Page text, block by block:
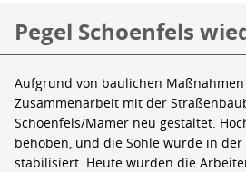
Pegel Schoenfels
Aufgrund von baulichen
Zusammenarbeit mit der
Schoenfels/Mamer neu gestaltet.
behoben, und die Sohle wurde in
stabilisiert. Heute wurden die